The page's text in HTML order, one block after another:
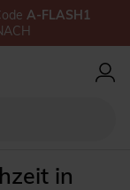
in
A-FLASH1